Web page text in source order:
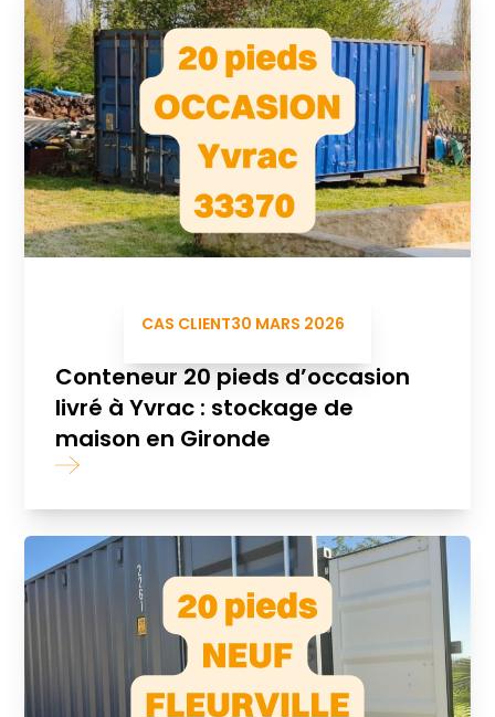
CAS CLIENT30 MARS 2026
Conteneur 20 pieds d’occasion
livré à Yvrac : stockage de
maison en Gironde